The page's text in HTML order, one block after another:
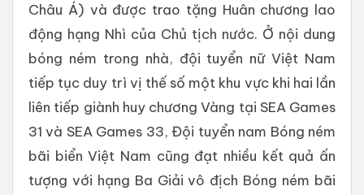
Châu Á) và được trao tặng Huân chương lao
động hạng Nhì của Chủ tịch nước. Ở nội dung
bóng ném trong nhà, đội tuyển nữ Việt Nam
tiếp tục duy trì vị thế số một khu vực khi hai lần
liên tiếp giành huy chương Vàng tại SEA Games
31 và SEA Games 33, Đội tuyển nam Bóng ném
bãi biển Việt Nam cũng đạt nhiều kết quả ấn
tượng với hạng Ba Giải vô địch Bóng ném bãi